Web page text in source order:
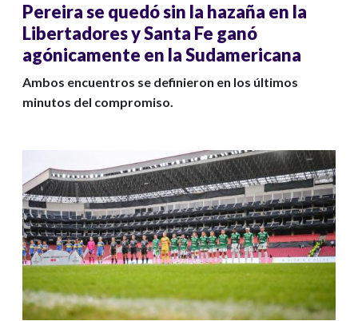
Pereira se quedó sin la hazaña en la
Libertadores y Santa Fe ganó
agónicamente en la Sudamericana
Ambos encuentros se definieron en los últimos
minutos del compromiso.